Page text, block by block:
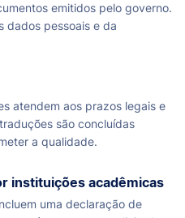
emitidos pelo governo.
dados pessoais e da
atendem aos prazos legais e
são concluídas
a qualidade.
instituições acadêmicas
uma declaração de